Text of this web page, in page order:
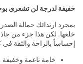
خفيفة لدرجة لن تشعري
بمجرد ارتدائك حمالة
خلعها. لكن هذا جزء من
إحساساً بالراحة والثقة
خامة ناعمة وخفيفة